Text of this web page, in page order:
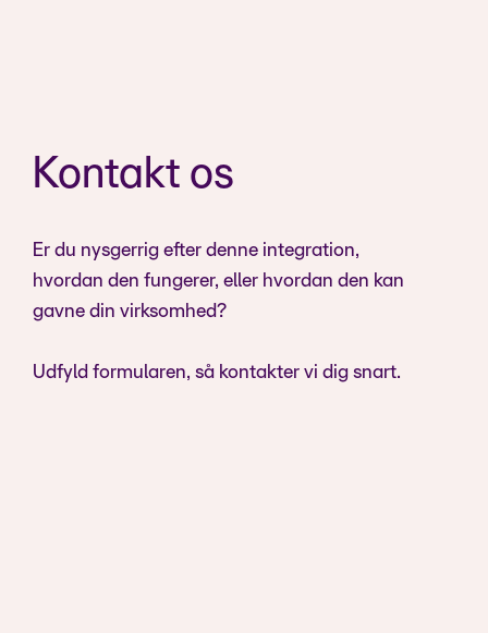
Kontakt os
Er du nysgerrig efter denne integration,
hvordan den fungerer, eller hvordan den kan
gavne din virksomhed?
Udfyld formularen, så kontakter vi dig snart.